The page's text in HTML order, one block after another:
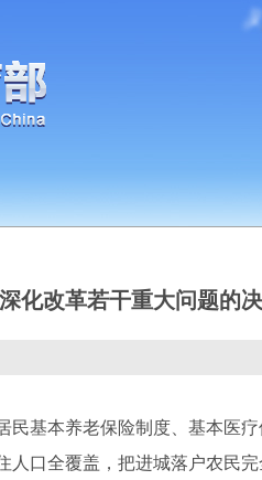
化改革若干重大问题的
基本养老保险制度、基本医疗
人口全覆盖，把进城落户农民